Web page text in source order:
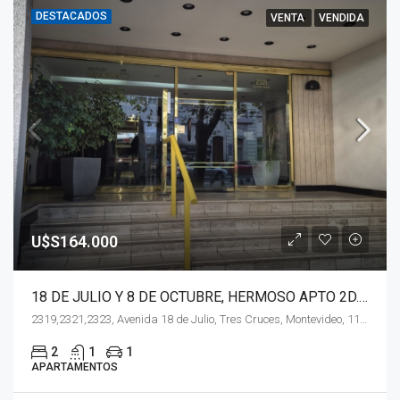
DESTACADOS VENTA VENDIDA
U$S164.000
18 DE JULIO Y 8 DE OCTUBRE, HERMOSO APTO 2D. CON GARAGE
2319,2321,2323, Avenida 18 de Julio, Tres Cruces, Montevideo, 11601, Uruguay
2 1 1
APARTAMENTOS